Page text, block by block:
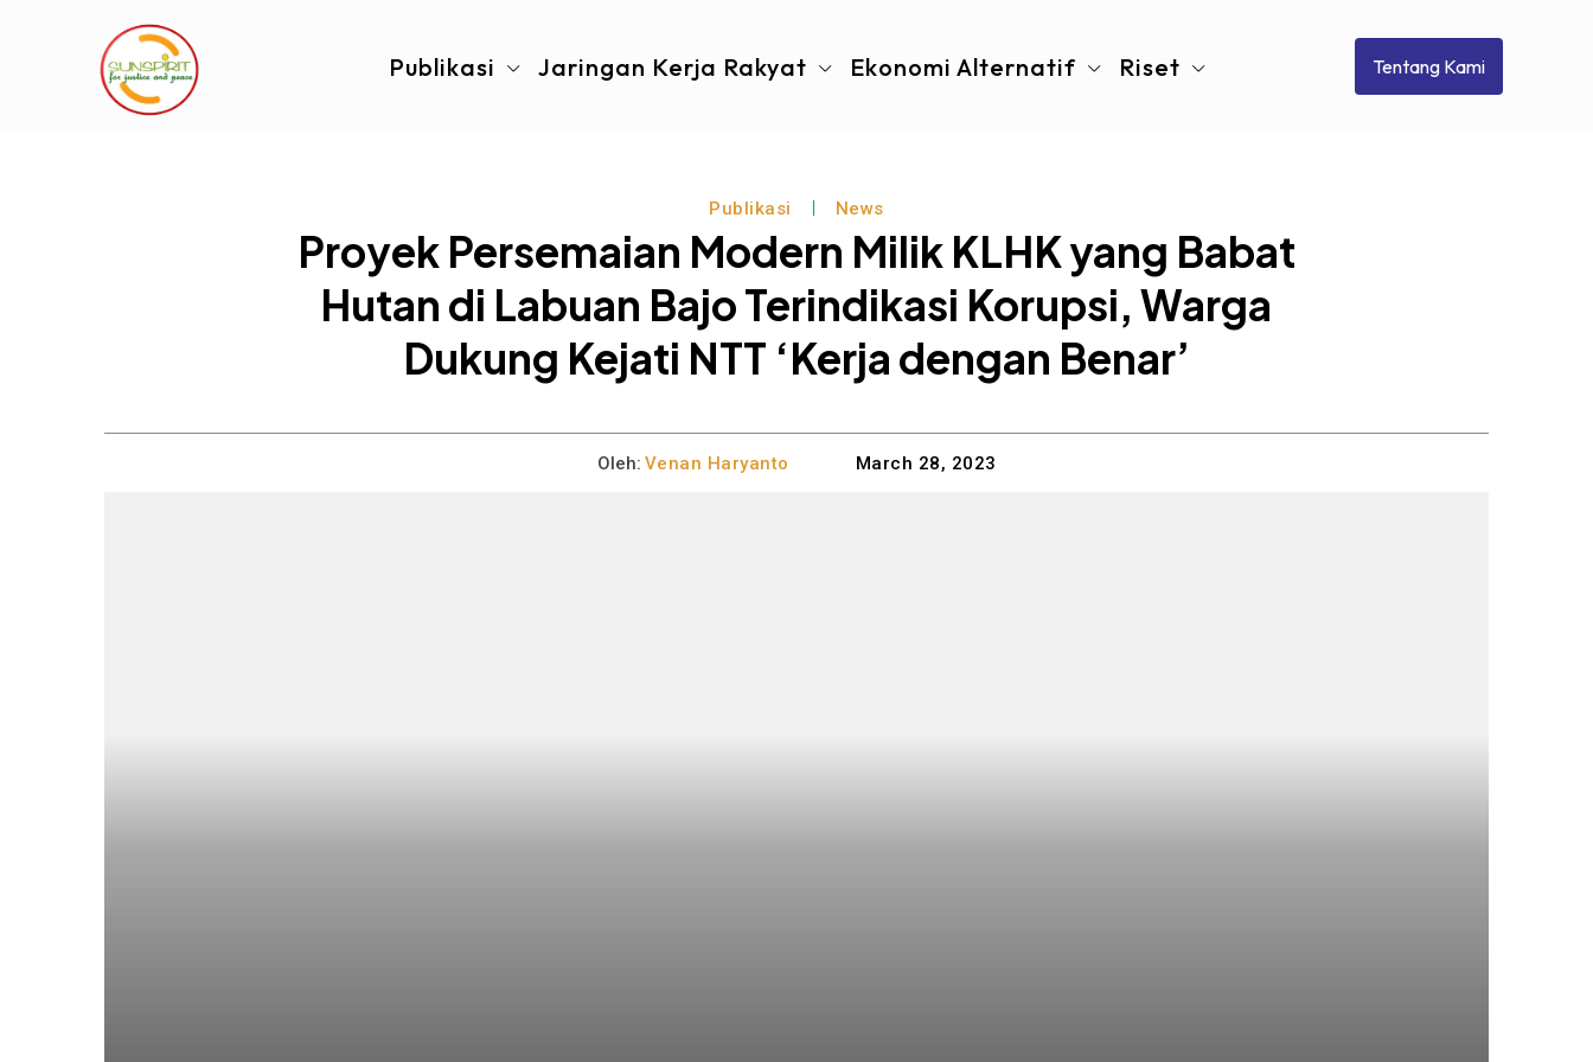
Publikasi Jaringan Kerja Rakyat Ekonomi Alternatif Riset Tentang Kami
Publikasi News
Proyek Persemaian Modern Milik KLHK yang Babat
Hutan di Labuan Bajo Terindikasi Korupsi, Warga
Dukung Kejati NTT ‘Kerja dengan Benar’
Oleh: Venan Haryanto March 28, 2023